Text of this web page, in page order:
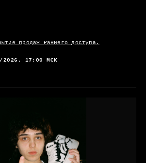
продаж Раннего доступа.
2026. 17:00 МСК